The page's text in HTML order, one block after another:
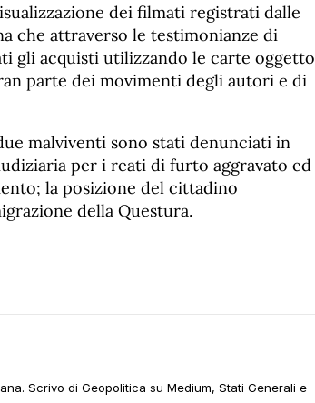
dei filmati registrati dalle
che attraverso le testimonianze di
gli acquisti utilizzando le carte oggetto
parte dei movimenti degli autori e di
malviventi sono stati denunciati in
per i reati di furto aggravato ed
la posizione del cittadino
della Questura.
Scrivo di Geopolitica su Medium, Stati Generali e